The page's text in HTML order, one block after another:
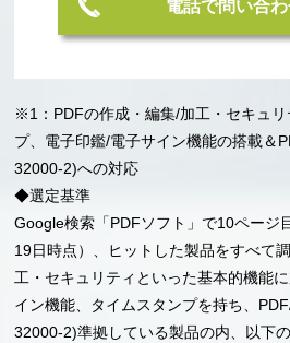
電話で問い合
※1：PDFの作成・編集/加工・セキュ
プ、電子印鑑/電子サイン機能の搭載＆
32000-2)への対応
◆選定基準
Google検索「PDFソフト」で10ページ
19日時点）、ヒットした製品をすべて
工・セキュリティといった基本的機能
イン機能、タイムスタンプを持ち、
32000-2)準拠している製品の内、以下